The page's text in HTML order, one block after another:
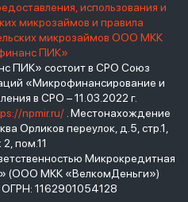
использования и
микрозаймов и правила
микрозаймов ООО МКК
ПИК»
ПИК» состоит в СРО Союз
«Микрофинансирование и
в СРО – 11.03.2022 г.
npmir.ru/. Местонахождение
Орликов переулок, д.5, стр.1,
пом.11
Микрокредитная
(ООО МКК «ВелкомДеньги»)
1162901054128